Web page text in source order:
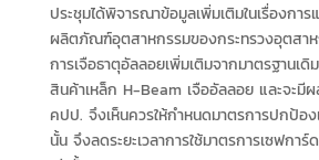
ประชุมได้พิจารณาข้อมูลเพิ่มเติมในเรื่องการ
ผลิตภัณฑ์อุตสาหกรรมของกระทรวงอุตสา
การเจือธาตุอัลลอยเพิ่มเติมจากมาตรฐานเ
สินค้าเหล็ก H-Beam เจืออัลลอย และจะมีผ
คปป. จึงเห็นควรให้กำหนดมาตรการปกป้อง
นั้น จึงลดระยะเวลาการใช้มาตรการเซฟกา